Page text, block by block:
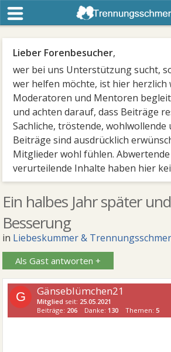
Lieber Forenbesucher,
wer bei uns Unterstützung sucht,
wer helfen möchte, ist hier herzlich
Moderatoren und Mentoren
und achten darauf, dass Beiträge
Sachliche, tröstende, wohlwollende
Beiträge sind ausdrücklich
Mitglieder wohl fühlen.
verurteilende Inhalte haben hier
Ein halbes Jahr später
Besserung
in Liebeskummer &
Als Gast antworten +
G Gänseblümchen21
Mitglied seit: 25.05.2021
Beiträge: 206 Danke: 130 Themen:5